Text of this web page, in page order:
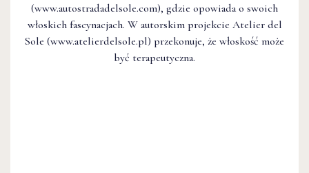
(www.autostradadelsole.com), gdzie opowiada o swoich
włoskich fascynacjach. W autorskim projekcie Atelier del
Sole (www.atelierdelsole.pl) przekonuje, że włoskość może
być terapeutyczna.